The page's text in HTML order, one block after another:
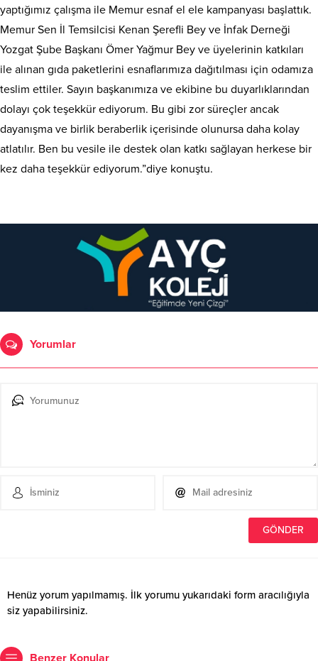
yaptığımız çalışma ile Memur esnaf el ele kampanyası başlattık.
Memur Sen İl Temsilcisi Kenan Şerefli Bey ve İnfak Derneği
Yozgat Şube Başkanı Ömer Yağmur Bey ve üyelerinin katkıları
ile alınan gıda paketlerini esnaflarımıza dağıtılması için odamıza
teslim ettiler. Sayın başkanımıza ve ekibine bu duyarlıklarından
dolayı çok teşekkür ediyorum. Bu gibi zor süreçler ancak
dayanışma ve birlik beraberlik içerisinde olunursa daha kolay
atlatılır. Ben bu vesile ile destek olan katkı sağlayan herkese bir
kez daha teşekkür ediyorum.”diye konuştu.
Yorumlar
Henüz yorum yapılmamış. İlk yorumu yukarıdaki form aracılığıyla
siz yapabilirsiniz.
Benzer Konular